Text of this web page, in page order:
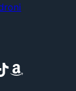
Amazon